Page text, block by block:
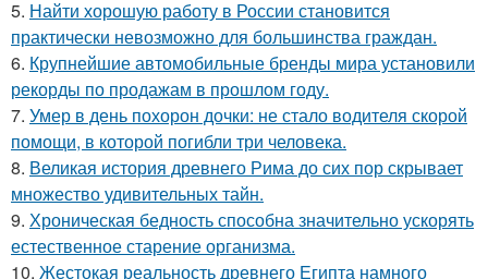
5. Найти хорошую работу в России становится
практически невозможно для большинства граждан.
6. Крупнейшие автомобильные бренды мира установили
рекорды по продажам в прошлом году.
7. Умер в день похорон дочки: не стало водителя скорой
помощи, в которой погибли три человека.
8. Великая история древнего Рима до сих пор скрывает
множество удивительных тайн.
9. Хроническая бедность способна значительно ускорять
естественное старение организма.
10. Жестокая реальность древнего Египта намного